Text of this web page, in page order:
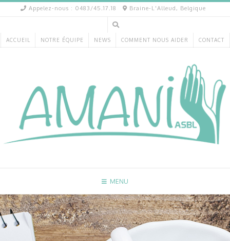
Appelez-nous : 0483/45.17.18 Braine-L'Alleud, Belgique
ACCUEIL NOTRE ÉQUIPE NEWS COMMENT NOUS AIDER CONTACT
MENU